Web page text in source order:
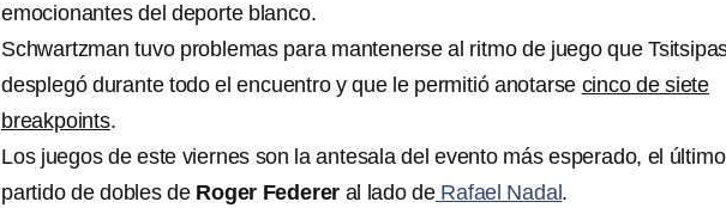
emocionantes del deporte blanco.
Schwartzman tuvo problemas para mantenerse al ritmo de juego que
desplegó durante todo el encuentro y que le permitió anotarse cinco de siete
breakpoints.
Los juegos de este viernes son la antesala del evento más esperado, el último
partido de dobles de Roger Federer al lado deRafael Nadal .